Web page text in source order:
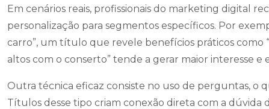
Em cenários reais, profissionais do marketing digital
personalização para segmentos específicos. Por
carro”, um título que revele benefícios práticos
altos com o conserto” tende a gerar maior interesse e
Outra técnica eficaz consiste no uso de perguntas, o
Títulos desse tipo criam conexão direta com a dúvida